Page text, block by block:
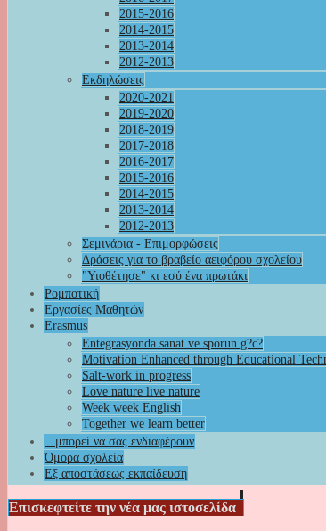
2015-2016
2014-2015
2013-2014
2012-2013
Εκδηλώσεις
2020-2021
2019-2020
2018-2019
2017-2018
2016-2017
2015-2016
2014-2015
2013-2014
2012-2013
Σεμινάρια - Επιμορφώσεις
Δράσεις για το βραβείο αειφόρου σχολείου
"Υιοθέτησε" κι εσύ ένα πρωτάκι
Ρομποτική
Εργασίες Μαθητών
Erasmus
Entegrasyonda sanat ve sporun g?c?
Motivation Enhanced through Educational
Salt-work in progress
Love nature live nature
Week week English
Together we learn better
...μπορεί να σας ενδιαφέρουν
Όμορα σχολεία
Εξ αποστάσεως εκπαίδευση
Επισκεφτείτε την νέα μας ιστοσελίδα